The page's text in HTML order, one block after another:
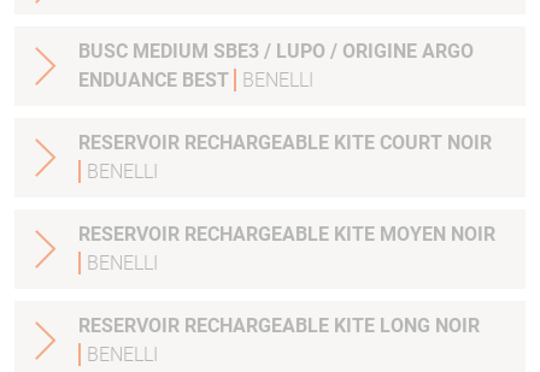
BUSC MEDIUM SBE3 / LUPO / ORIGINE ARGO
ENDUANCE BEST
BENELLI
RESERVOIR RECHARGEABLE KITE COURT NOIR
BENELLI
RESERVOIR RECHARGEABLE KITE MOYEN NOIR
BENELLI
RESERVOIR RECHARGEABLE KITE LONG NOIR
BENELLI